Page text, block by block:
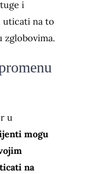
i
uticati na to
zglobovima.
u
mogu
na